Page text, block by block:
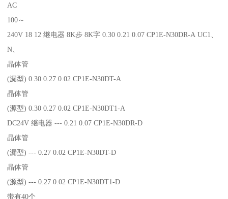
AC
100～
240V 18 12 继电器 8K步 8K字 0.30 0.21 0.07 CP1E-N30DR-A UC1、
N、
晶体管
(漏型) 0.30 0.27 0.02 CP1E-N30DT-A
晶体管
(源型) 0.30 0.27 0.02 CP1E-N30DT1-A
DC24V 继电器 --- 0.21 0.07 CP1E-N30DR-D
晶体管
(漏型) --- 0.27 0.02 CP1E-N30DT-D
晶体管
(源型) --- 0.27 0.02 CP1E-N30DT1-D
带有40个